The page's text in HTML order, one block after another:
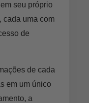
seu próprio
cada uma com
de
de cada
em um único
a